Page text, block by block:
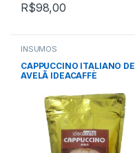
R$98,00
INSUMOS
CAPPUCCINO ITALIANO DE
AVELÃ IDEACAFFÈ